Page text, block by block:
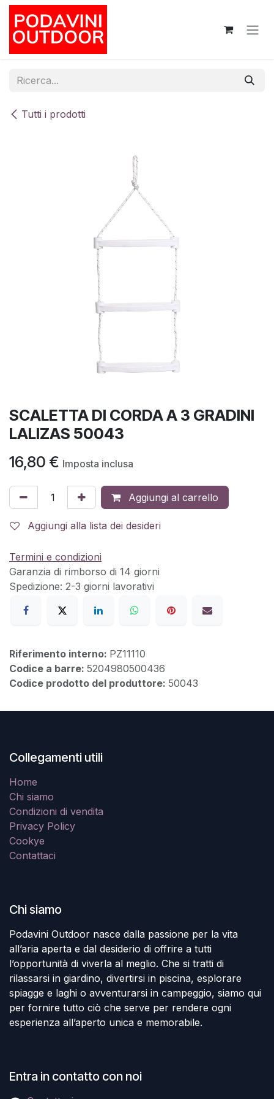
Passa al contenuto
Tutti i prodotti
SCALETTA DI CORDA A 3 GRADINI
LALIZAS 50043
16,80 € Imposta inclusa
Aggiungi al carrello
Aggiungi alla lista dei desideri
Termini e condizioni
Garanzia di rimborso di 14 giorni
Spedizione: 2-3 giorni lavorativi
Riferimento interno: PZ11110
Codice a barre: 5204980500436
Codice prodotto del produttore: 50043
Collegamenti utili
Home
Chi siamo
Condizioni di vendita
Privacy Policy
Cookye
Contattaci
Chi siamo
Podavini Outdoor nasce dalla passione per la vita
all’aria aperta e dal desiderio di offrire a tutti
l’opportunità di viverla al meglio. Che si tratti di
rilassarsi in giardino, divertirsi in piscina, esplorare
spiagge e laghi o avventurarsi in campeggio, siamo qui
per fornire tutto ciò che serve per rendere ogni
esperienza all’aperto unica e memorabile.
Entra in contatto con noi